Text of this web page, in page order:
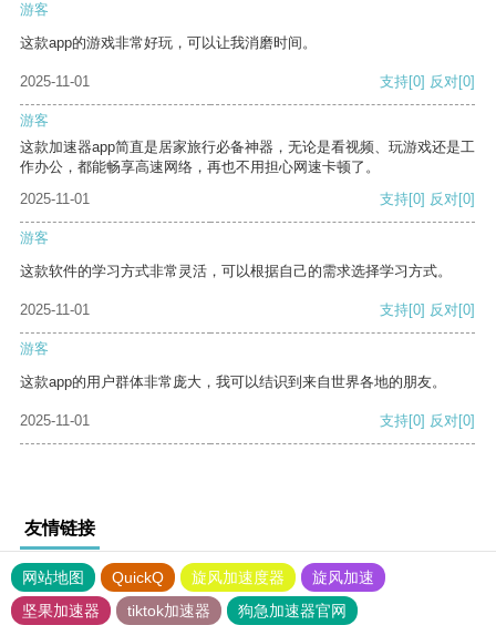
游客
这款app的游戏非常好玩，可以让我消磨时间。
2025-11-01 支持[0] 反对[0]
游客
这款加速器app简直是居家旅行必备神器，无论是看视频、玩游戏还是工
作办公，都能畅享高速网络，再也不用担心网速卡顿了。
2025-11-01
支持[0] 反对[0]
游客
这款软件的学习方式非常灵活，可以根据自己的需求选择学习方式。
2025-11-01 支持[0] 反对[0]
游客
这款app的用户群体非常庞大，我可以结识到来自世界各地的朋友。
2025-11-01 支持[0] 反对[0]
友情链接
网站地图 QuickQ 旋风加速度器
旋风加速
坚果加速器
tiktok加速器
狗急加速器官网